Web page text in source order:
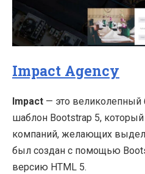
Impact Agency
Impact — это великолепный
шаблон Bootstrap 5,
компаний, желающих
был создан с помощью
версию HTML 5.